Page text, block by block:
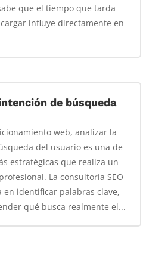
que el tiempo que tarda
influye directamente en
de búsqueda
web, analizar la
del usuario es una de
estratégicas que realiza un
La consultoría SEO
en identificar palabras clave,
qué busca realmente el...